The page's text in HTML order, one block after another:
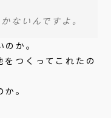
ないんですよ。
か。
つくってこれたの
。